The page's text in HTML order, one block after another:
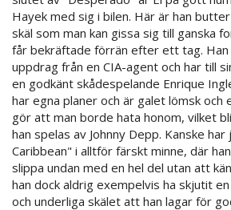
Hayek med sig i bilen. Här är han
skäl som man kan gissa sig till ganska
får bekräftade förrän efter ett tag.
uppdrag från en CIA-agent och har till
en godkänt skådespelande Enrique
har egna planer och är galet lömsk och
gör att man borde hata honom, vilket
han spelas av Johnny Depp. Kanske
Caribbean" i alltför färskt minne, där
slippa undan med en hel del utan att
han dock aldrig exempelvis ha skjutit
och underliga skälet att han lagar för